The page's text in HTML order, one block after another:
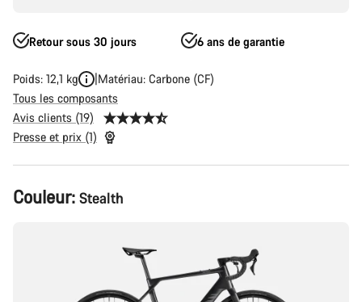
Retour sous 30 jours 6 ans de garantie
Poids: 12,1 kg
Matériau: Carbone (CF)
Tous les composants
Avis clients (19)
Presse et prix (1)
Configuration
du
Couleur: Stealth